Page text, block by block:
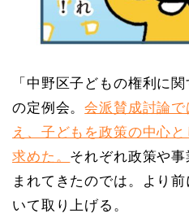
「中野区子どもの権利に
の定例会。会派賛成討論
え、子どもを政策の中心
求めた。 それぞれ政策や
まれてきたのでは。より
いて取り上げる。